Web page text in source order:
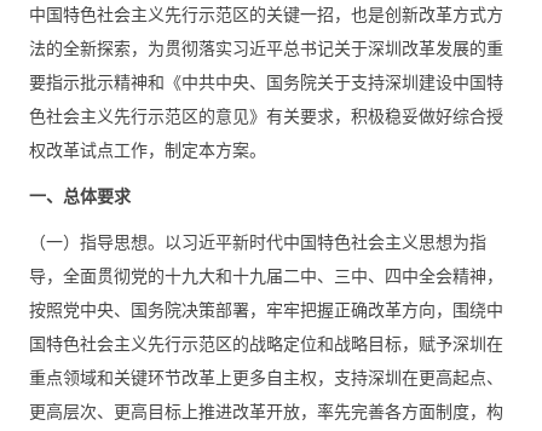
中国特色社会主义先行示范区的关键一招，也是创新改革方式方
法的全新探索，为贯彻落实习近平总书记关于深圳改革发展的重
要指示批示精神和《中共中央、国务院关于支持深圳建设中国特
色社会主义先行示范区的意见》有关要求，积极稳妥做好综合授
权改革试点工作，制定本方案。
一、总体要求
（一）指导思想。以习近平新时代中国特色社会主义思想为指
导，全面贯彻党的十九大和十九届二中、三中、四中全会精神，
按照党中央、国务院决策部署，牢牢把握正确改革方向，围绕中
国特色社会主义先行示范区的战略定位和战略目标，赋予深圳在
重点领域和关键环节改革上更多自主权，支持深圳在更高起点、
更高层次、更高目标上推进改革开放，率先完善各方面制度，构